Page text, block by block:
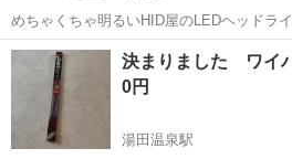
めちゃくちゃ明るいHID屋のLEDヘッドラ
山口 周南市 徳山駅 パーツ
決まりました ワイ
0円
湯田温泉駅